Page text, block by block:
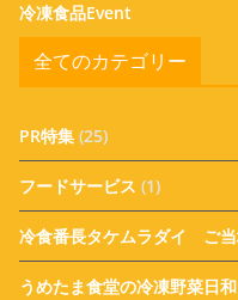
冷凍食品Event
全てのカテゴリー
PR特集 (25)
フードサービス (1)
冷食番長タケムラダイ ご
うめたま食堂の冷凍野菜日和